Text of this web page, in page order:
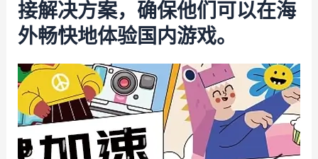
接解决方案，确保他们可以在海
外畅快地体验国内游戏。